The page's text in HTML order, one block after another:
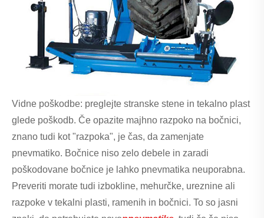
Vidne poškodbe: preglejte stranske stene in tekalno plast
glede poškodb. Če opazite majhno razpoko na bočnici,
znano tudi kot "razpoka", je čas, da zamenjate
pnevmatiko. Bočnice niso zelo debele in zaradi
poškodovane bočnice je lahko pnevmatika neuporabna.
Preveriti morate tudi izbokline, mehurčke, ureznine ali
razpoke v tekalni plasti, ramenih in bočnici. To so jasni